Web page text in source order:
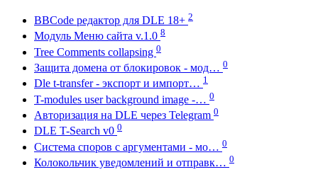
BBCode редактор для DLE 18+ 2
Модуль Меню сайта v.1.0 8
Tree Comments collapsing 0
Защита домена от блокировок - мод… 0
Dle t-transfer - экспорт и импорт… 1
T-modules user background image -… 0
Авторизация на DLE через Telegram 0
DLE T-Search v0 0
Система споров с аргументами - мо… 0
Колокольчик уведомлений и отправк… 0